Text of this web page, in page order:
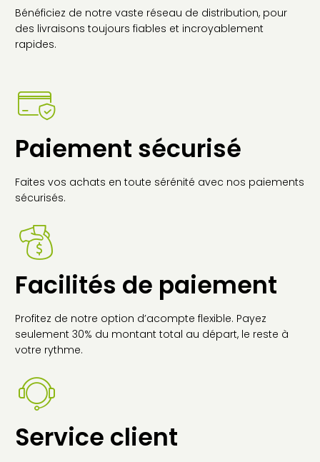
Bénéficiez de notre vaste réseau de distribution, pour
des livraisons toujours fiables et incroyablement
rapides.
Paiement sécurisé
Faites vos achats en toute sérénité avec nos paiements
sécurisés.
Facilités de paiement
Profitez de notre option d’acompte flexible. Payez
seulement 30% du montant total au départ, le reste à
votre rythme.
Service client